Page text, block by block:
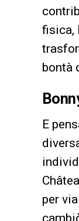
fisica,
bontà
E
per